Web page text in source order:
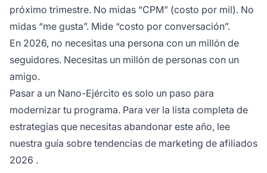
próximo trimestre. No midas “CPM” (costo por mil). No
midas “me gusta”. Mide “costo por conversación”.
En 2026, no necesitas una persona con un millón de
seguidores. Necesitas un millón de personas con un
amigo.
Pasar a un Nano-Ejército es solo un paso para
modernizar tu programa. Para ver la lista completa de
estrategias que necesitas abandonar este año, lee
nuestra guía sobre tendencias de marketing de afiliados
2026 .